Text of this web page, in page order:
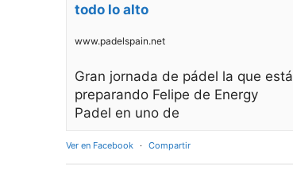
todo lo alto
www.padelspain.net
Gran jornada de pádel la que está
preparando Felipe de Energy
Padel en uno de
Ver en Facebook · Compartir